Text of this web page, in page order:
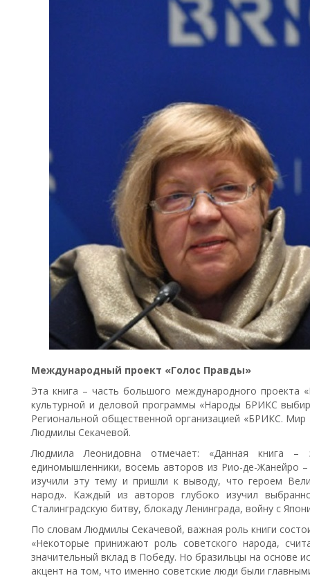
Международный проект «Голос Правды»
Эта книга – часть большого международного проекта
культурной и деловой программы «Народы БРИКС
Региональной общественной организацией «БРИКС.
Людмилы Секачевой.
Людмила Леонидовна отмечает: «Данная книга
единомышленники, восемь авторов из Рио-де-Жанейро
изучили эту тему и пришли к выводу, что героем
народ». Каждый из авторов глубоко изучил
Сталинградскую битву, блокаду Ленинграда, войну с
По словам Людмилы Секачевой, важная роль книги
«Некоторые принижают роль советского народа,
значительный вклад в Победу. Но бразильцы на основе
акцент на том, что именно советские люди были